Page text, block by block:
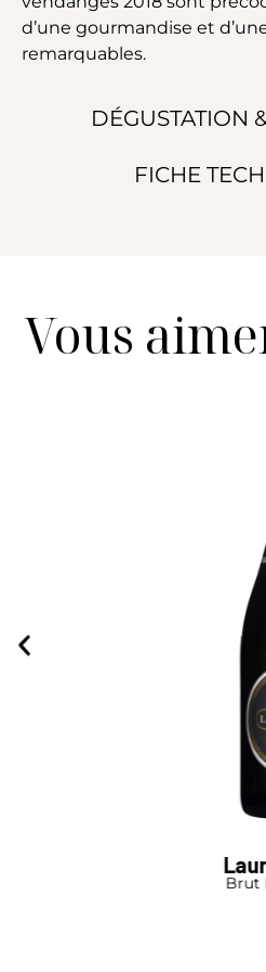
DÉGUSTATION
FICHE
d’une gourmandise et
remarquables.
Vous
Laurent-
Brut